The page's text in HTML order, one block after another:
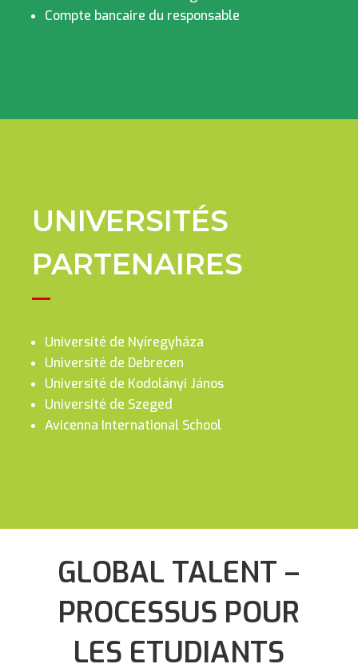
à l’Ambassade de la Hongrie
Compte bancaire du responsable
UNIVERSITÉS
PARTENAIRES
Université de Nyíregyháza
Université de Debrecen
Université de Kodolányi János
Université de Szeged
GLOBAL TALENT –
PROCESSUS POUR